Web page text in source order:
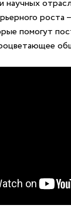
научных
роста
помогут⁤